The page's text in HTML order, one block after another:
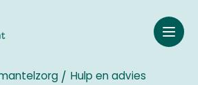
Hulp en advies